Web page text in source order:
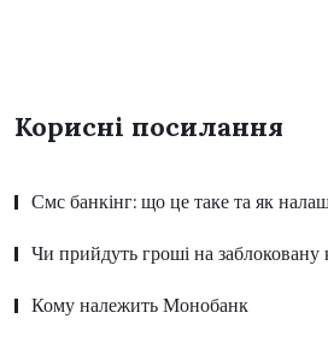
Корисні посилання
Смс банкінг: що це таке та як
Чи прийдуть гроші на заблоковану
Кому належить Монобанк